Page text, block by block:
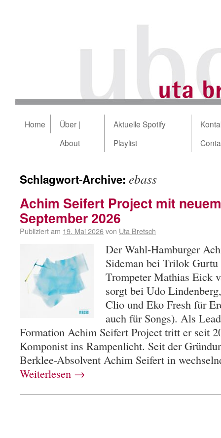
Home
Über |
About
Aktuelle Spotify
Playlist
Schlagwort-Archive: ebass
Achim Seifert Project mit
September 2026
Publiziert am 19. Mai 2026von Uta Bretsch
Der Wahl-Hamburger
Sideman bei Trilok
Trompeter Mathias Eick
sorgt bei Udo
Clio und Eko Fresh für
auch für Songs). Als
Formation Achim Seifert Project tritt er seit
Komponist ins Rampenlicht. Seit der
Berklee-Absolvent Achim Seifert in
Weiterlesen →